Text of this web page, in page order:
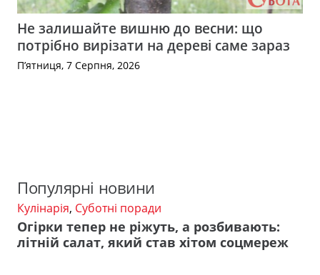
Не залишайте вишню до весни: що
потрібно вирізати на дереві саме зараз
П’ятниця, 7 Серпня, 2026
Популярні новини
Кулінарія, Суботні поради
Огірки тепер не ріжуть, а розбивають:
літній салат, який став хітом соцмереж